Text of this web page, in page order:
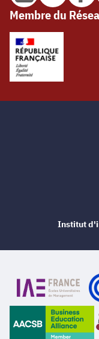
Membre du
Institut